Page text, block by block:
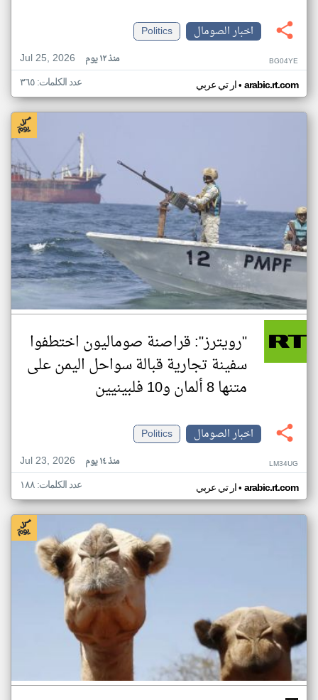
اخبار الصومال
Politics
Jul 25, 2026
منذ ١٢ يوم BG04YE
ار تي عربي• arabic.rt.com عدد الكلمات: ٣٦٥
"رويترز": قراصنة صوماليون اختطفوا
سفينة تجارية قبالة سواحل اليمن على
متنها 8 ألمان و10 فلبينيين
اخبار الصومال
Politics
Jul 23, 2026
منذ ١٤ يوم LM34UG
ار تي عربي• arabic.rt.com عدد الكلمات: ١٨٨